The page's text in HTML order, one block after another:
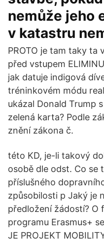
nemůže jeho
v katastru
PROTO je tam taky ta
před vstupem
jak datuje indigová
tréninkovém módu
ukázal Donald Trump
zelená karta? Podle
znění zákona č.
této KD, je-li takový
osobě dle odst. Co se
příslušného
způsobilosti p Jaký je
předložení žádostí? O
programu Erasmus+
JE PROJEKT